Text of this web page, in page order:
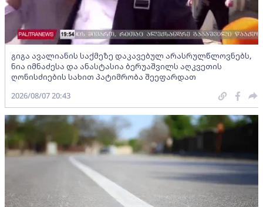
გიგა ავალიანის საქმეზე დაკავებულ არასრულწლოვნებს,
ნია იმნაძესა და ანასტასია ბერუაშვილს აღკვეთის
ღონისძიების სახით პატიმრობა შეეფარდათ
2026/08/07 20:43